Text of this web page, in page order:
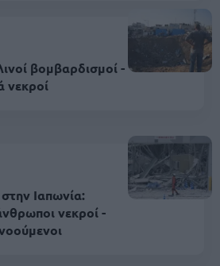
βομβαρδισμοί -
νεκροί
Ιαπωνία:
νεκροί -